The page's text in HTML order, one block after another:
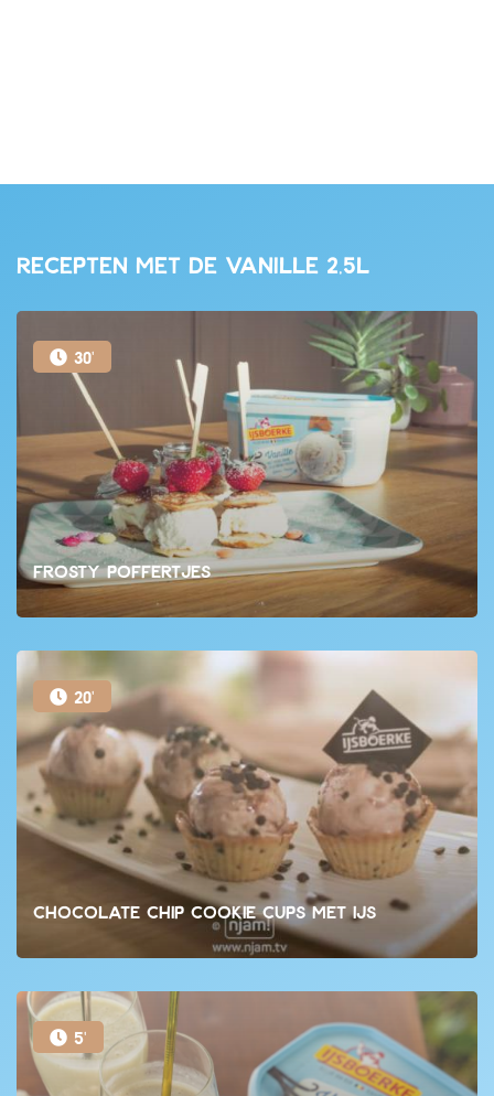
Recepten met de Vanille 2,5L
30'
Frosty poffertjes
20'
Chocolate chip cookie cups met ijs
5'